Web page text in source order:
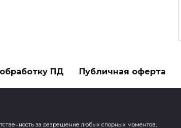
ПД Публичная оферта
за разрешение любых спорных моментов,